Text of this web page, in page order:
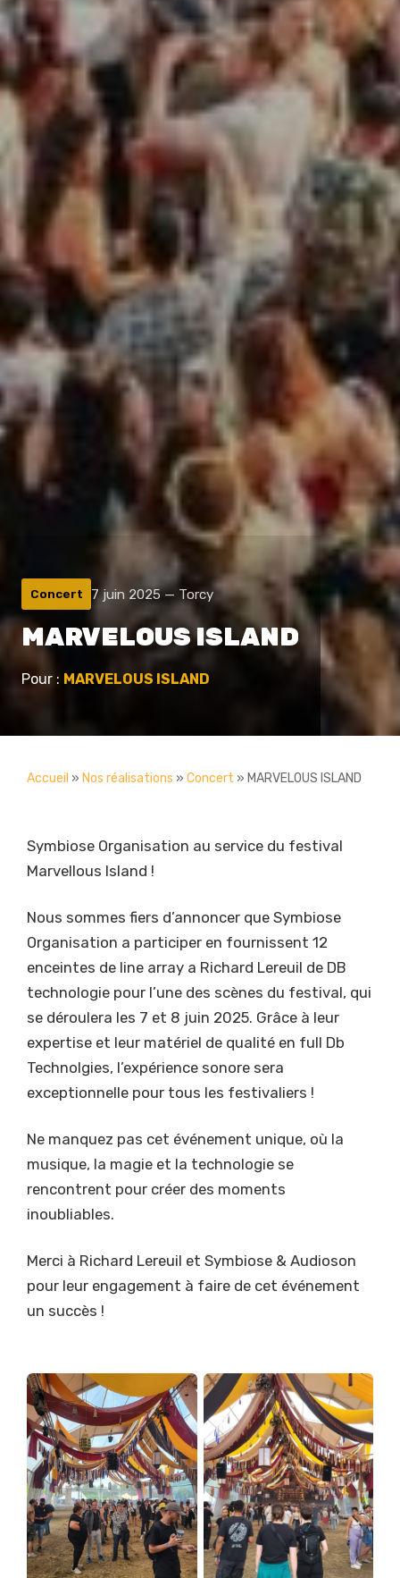
Concert 7 juin 2025 — Torcy
MARVELOUS ISLAND
Pour : MARVELOUS ISLAND
Accueil » Nos réalisations » Concert » MARVELOUS ISLAND
Symbiose Organisation au service du festival
Marvellous Island !
Nous sommes fiers d’annoncer que Symbiose
Organisation a participer en fournissent 12
enceintes de line array a Richard Lereuil de DB
technologie pour l’une des scènes du festival, qui
se déroulera les 7 et 8 juin 2025. Grâce à leur
expertise et leur matériel de qualité en full Db
Technolgies, l’expérience sonore sera
exceptionnelle pour tous les festivaliers !
Ne manquez pas cet événement unique, où la
musique, la magie et la technologie se
rencontrent pour créer des moments
inoubliables.
Merci à Richard Lereuil et Symbiose & Audioson
pour leur engagement à faire de cet événement
un succès !